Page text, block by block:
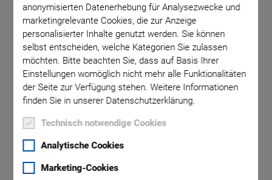
anonymisierten Datenerhebung für Analysezwecke und
marketingrelevante Cookies, die zur Anzeige
personalisierter Inhalte genutzt werden. Sie können
selbst entscheiden, welche Kategorien Sie zulassen
möchten. Bitte beachten Sie, dass auf Basis Ihrer
Einstellungen womöglich nicht mehr alle Funktionalitäten
der Seite zur Verfügung stehen. Weitere Informationen
finden Sie in unserer Datenschutzerklärung.
Technisch notwendige Cookies
Analytische Cookies
Marketing-Cookies
C-663.12C885 Mercury
Step Schrittmotor-